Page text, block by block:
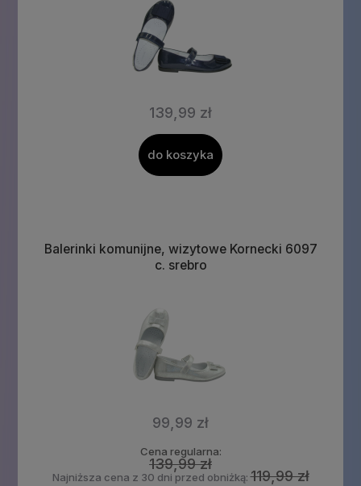
139,99 zł
do koszyka
Balerinki komunijne, wizytowe Kornecki 6097
c. srebro
99,99 zł
Cena regularna:
139,99 zł
Najniższa cena z 30 dni przed obniżką:119,99 zł